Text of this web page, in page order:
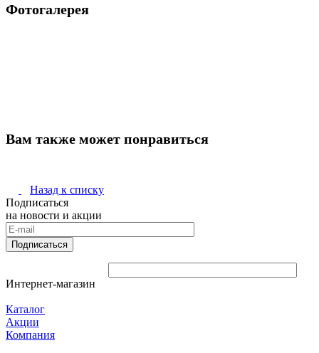
Фотогалерея
Вам также может понравиться
Назад к списку
Подписаться
на новости и акции
Подписаться
Интернет-магазин
Каталог
Акции
Компания